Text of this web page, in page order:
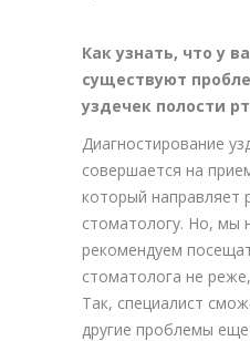
Как узнать, что у
существуют
уздечек полости
Диагностирование
совершается на
который направляет
стоматологу. Но, мы
рекомендуем
стоматолога не
Так, специалист
другие проблемы